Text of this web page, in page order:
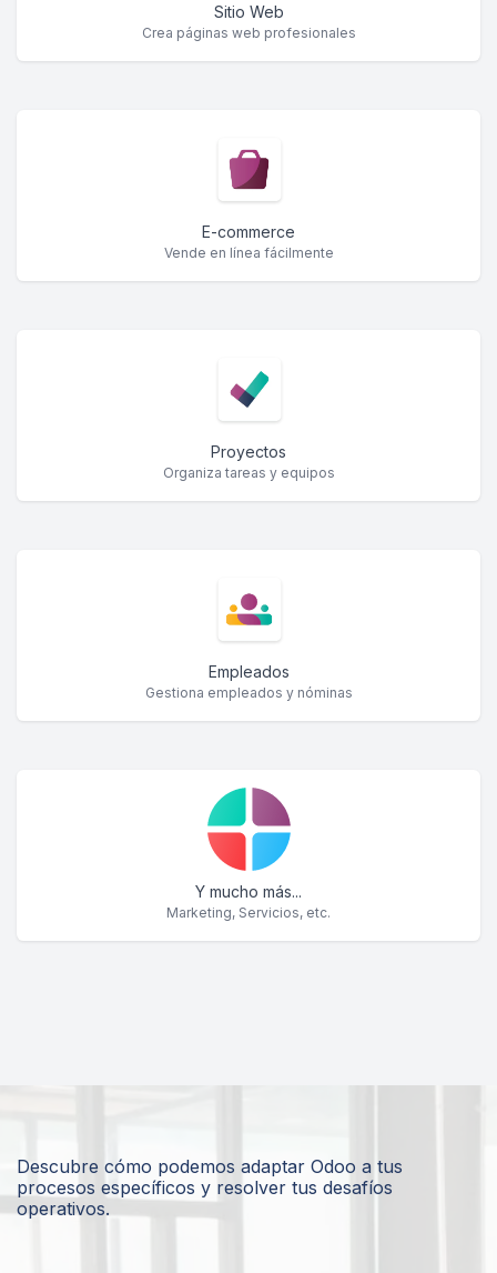
Y mucho más...
Marketing, Servicios, etc.
Empleados
Gestiona empleados y nóminas
Proyectos
Organiza tareas y equipos
E-commerce
Vende en línea fácilmente
Sitio Web
Crea páginas web profesionales
Descubre cómo podemos adaptar Odoo a tus
procesos específicos y resolver tus desafíos
operativos.